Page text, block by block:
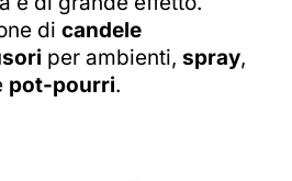
dicandele
per ambienti,spray,
pot-pourri.